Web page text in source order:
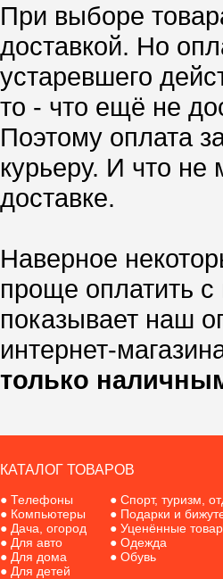
При выборе
доставкой. Но
устаревшего
то - что ещё не
Поэтому оплата
курьеру. И что не
доставке.
Наверное
проще оплатить
показывает наш
интернет-
только
КАТАЛОГ ТОВАРОВ
● Телефоны
● Компьютеры
● Дача, огород
● Для авто
● Для дома
● Для детей
● Спорт, туризм,
● Подарки и
● Уценённые
● Одежда
● Обувь